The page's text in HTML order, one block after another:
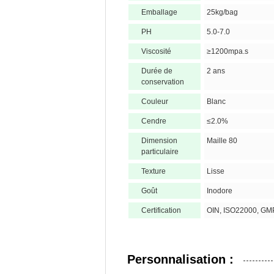
Emballage 25kg/bag
PH 5.0-7.0
Viscosité ≥1200mpa.s
Durée de
conservation
2 ans
Couleur Blanc
Cendre ≤2.0%
Dimension
particulaire
Maille 80
Texture Lisse
Goût Inodore
Certification OIN, ISO22000,
Personnalisation :